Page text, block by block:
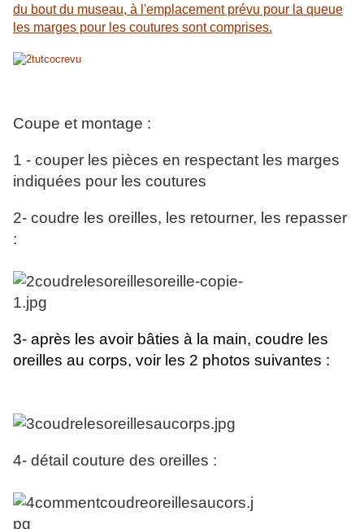
du bout du museau, à l'emplacement prévu pour la queue
les marges pour les coutures sont comprises.
Coupe et montage :
1 - couper les pièces en respectant les marges
indiquées pour les coutures
2- coudre les oreilles, les retourner, les repasser
:
3- après les avoir bâties à la main, coudre les
oreilles au corps, voir les 2 photos suivantes :
4- détail couture des oreilles :